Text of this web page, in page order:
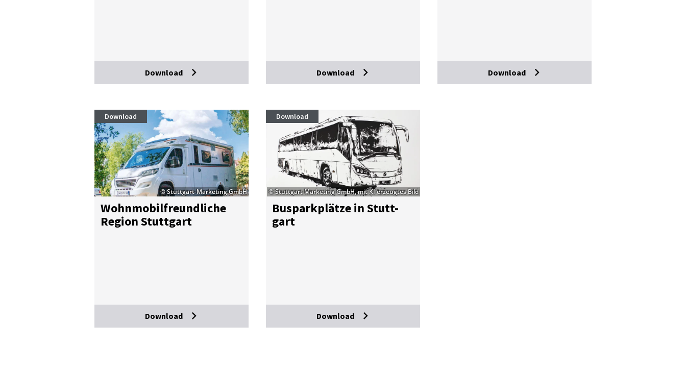
Download Download Download
© Stuttgart-Marketing GmbH
Download
Wohn­mo­bilfreund­li­che
Re­gi­on Stutt­gart
Download
© Stuttgart Marketing GmbH, mit KI erzeugtes Bild
Download
Bus­park­plät­ze in Stutt­
gart
Download